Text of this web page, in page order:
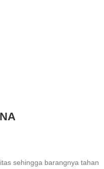
sehingga barangnya tahan